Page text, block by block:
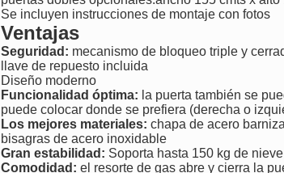
Se incluyen instrucciones de montaje con fotos
Ventajas
Seguridad: mecanismo de bloqueo triple y
llave de repuesto incluida
Diseño moderno
Funcionalidad óptima: la puerta también se
puede colocar donde se prefiera (derecha o
Los mejores materiales: chapa de acero
bisagras de acero inoxidable
Gran estabilidad: Soporta hasta 150 kg de nieve
Comodidad: el resorte de gas abre y cierra la